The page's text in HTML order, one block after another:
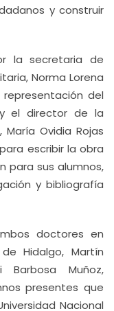
y construir
la secretaria de
Norma Lorena
del
el director de la
Ovidia Rojas
escribir la obra
para sus alumnos,
y bibliografía
doctores en
Hidalgo, Martín
Muñoz,
presentes que
Nacional